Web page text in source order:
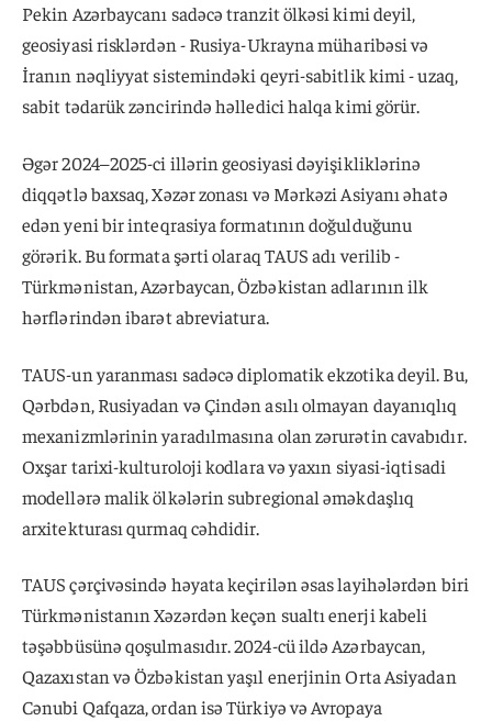
Pekin Azərbaycanı sadəcə tranzit ölkəsi kimi deyil,
geosiyasi risklərdən - Rusiya-Ukrayna müharibəsi və
İranın nəqliyyat sistemindəki qeyri-sabitlik kimi - uzaq,
sabit tədarük zəncirində həlledici halqa kimi görür.
Əgər 2024–2025-ci illərin geosiyasi dəyişikliklərinə
diqqətlə baxsaq, Xəzər zonası və Mərkəzi Asiyanı əhatə
edən yeni bir inteqrasiya formatının doğulduğunu
görərik. Bu formata şərti olaraq TAUS adı verilib -
Türkmənistan, Azərbaycan, Özbəkistan adlarının ilk
hərflərindən ibarət abreviatura.
TAUS-un yaranması sadəcə diplomatik ekzotika deyil. Bu,
Qərbdən, Rusiyadan və Çindən asılı olmayan dayanıqlıq
mexanizmlərinin yaradılmasına olan zərurətin cavabıdır.
Oxşar tarixi-kulturoloji kodlara və yaxın siyasi-iqtisadi
modellərə malik ölkələrin subregional əməkdaşlıq
arxitekturası qurmaq cəhdidir.
TAUS çərçivəsində həyata keçirilən əsas layihələrdən biri
Türkmənistanın Xəzərdən keçən sualtı enerji kabeli
təşəbbüsünə qoşulmasıdır. 2024-cü ildə Azərbaycan,
Qazaxıstan və Özbəkistan yaşıl enerjinin Orta Asiyadan
Cənubi Qafqaza, ordan isə Türkiyə və Avropaya